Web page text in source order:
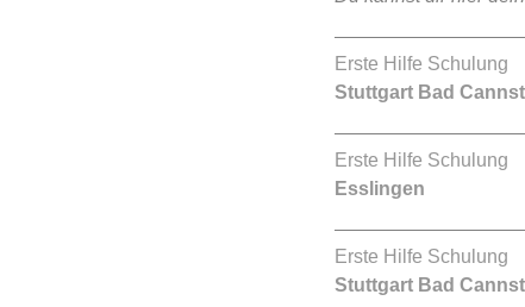
Erste Hilfe Schulung
Stuttgart Bad
Erste Hilfe Schulung
Esslingen
Erste Hilfe Schulung
Stuttgart Bad